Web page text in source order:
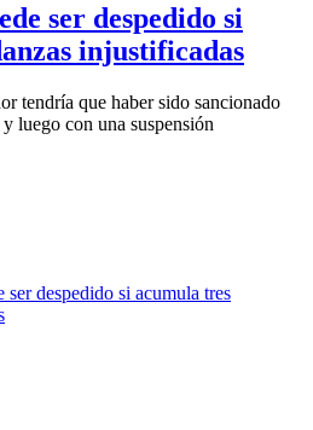
ser despedido si
injustificadas
tendría que haber sido sancionado
luego con una suspensión